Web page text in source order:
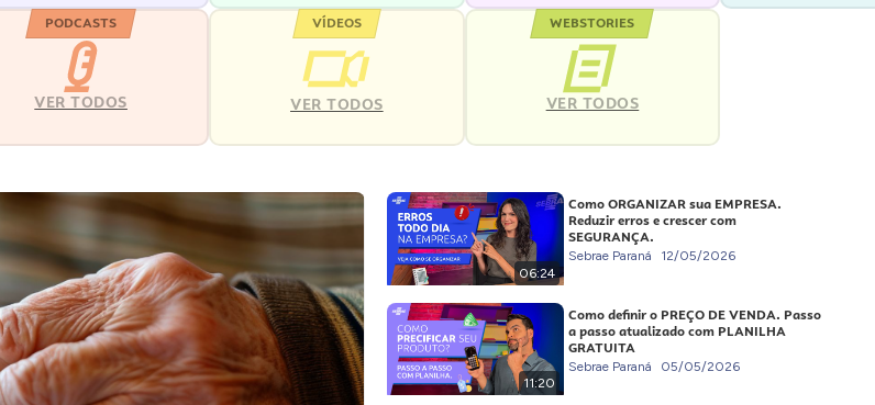
PODCASTS
VER TODOS
VÍDEOS
VER TODOS
WEBSTORIES
VER TODOS
06:24
Como ORGANIZAR sua EMPRESA.
Reduzir erros e crescer com
SEGURANÇA.
Sebrae Paraná 12/05/2026
11:20
Como definir o PREÇO DE VENDA. Passo
a passo atualizado com PLANILHA
GRATUITA
Sebrae Paraná 05/05/2026